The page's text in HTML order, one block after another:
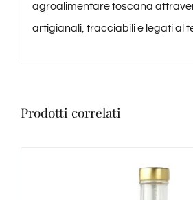
agroalimentare toscana
artigianali, tracciabili e legati al
Prodotti correlati